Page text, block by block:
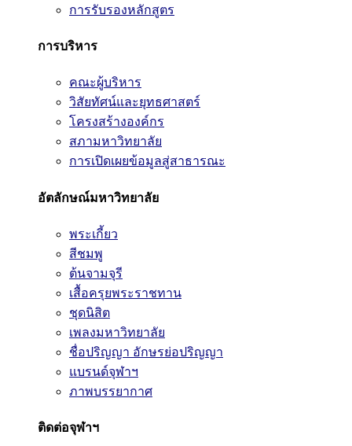
การรับรองหลักสูตร
การบริหาร
คณะผู้บริหาร
วิสัยทัศน์และยุทธศาสตร์
โครงสร้างองค์กร
สภามหาวิทยาลัย
การเปิดเผยข้อมูลสู่สาธารณะ
อัตลักษณ์มหาวิทยาลัย
พระเกี้ยว
สีชมพู
ต้นจามจุรี
เสื้อครุยพระราชทาน
ชุดนิสิต
เพลงมหาวิทยาลัย
ชื่อปริญญา อักษรย่อปริญญา
แบรนด์จุฬาฯ
ภาพบรรยากาศ
ติดต่อจุฬาฯ